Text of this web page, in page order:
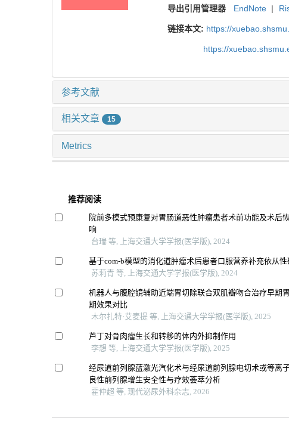
导出引用管理器 EndNote |
链接本文: https://
https://
参考文献
相关文章 15
Metrics
推荐阅读
院前多模式预康复对胃肠道恶性肿瘤患者术前功能及术后
响
台瑞 等, 上海交通大学学报(医学版), 2024
基于com-b模型的消化道肿瘤术后患者口服营养补充依从性
苏莉青 等, 上海交通大学学报(医学版), 2024
机器人与腹腔镜辅助近端胃切除联合双肌瓣吻合治疗早期
期效果对比
木尔扎特·艾麦提 等, 上海交通大学学报(医学版), 2025
芦丁对骨肉瘤生长和转移的体内外抑制作用
李想 等, 上海交通大学学报(医学版), 2025
经尿道前列腺蓝激光汽化术与经尿道前列腺电切术或等离
良性前列腺增生安全性与疗效荟萃分析
霍仲超 等, 现代泌尿外科杂志, 2026